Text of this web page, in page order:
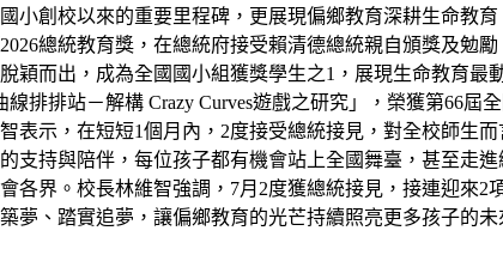
小創校以來的重要里程碑，更展現偏鄉教育深耕生命教
總統教育獎，在總統府接受賴清德總統親自頒獎及勉
穎而出，成為全國國小組獲獎學生之1，展現生命教育
排排站－解構 Crazy Curves遊戲之研究」，榮獲第66
表示，在短短1個月內，2度接受總統接見，對全校師生
支持與陪伴，每位孩子都有機會站上全國舞臺，甚至走
各界。校長林維智強調，7月2度獲總統接見，接連迎來
夢、踏實追夢，讓偏鄉教育的光芒持續照亮更多孩子的未